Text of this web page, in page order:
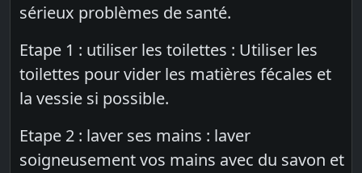
sérieux problèmes de santé.
Etape 1 : utiliser les toilettes : Utiliser les
toilettes pour vider les matières fécales et
la vessie si possible.
Etape 2 : laver ses mains : laver
soigneusement vos mains avec du savon et